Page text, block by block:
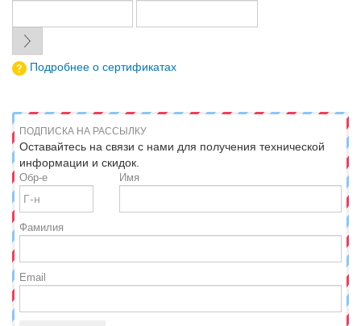
Подробнее о сертификатах
ПОДПИСКА НА РАССЫЛКУ
Оставайтесь на связи с нами для получения технической
информации и скидок.
Обр-е Имя
Фамилия
Email